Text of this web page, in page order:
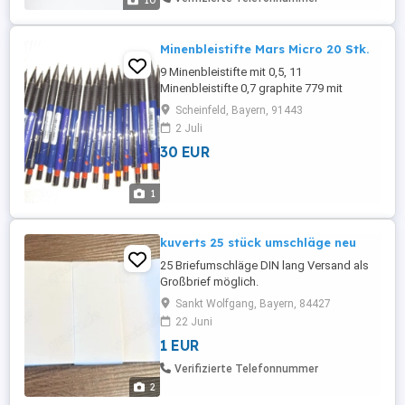
1
Minenbleistifte Mars Micro 20 Stk.
9 Minenbleistifte mit 0,5, 11
Minenbleistifte 0,7 graphite 779 mit
Metallspitze und Kappe, wo runter sich
der Radiergummi befindet. Alle Stifte sind
mit der passenden Minen auffüllbar.
Können auch versendet werden. Porto
Scheinfeld, Bayern, 91443
2 Juli
30 EUR
2
kuverts 25 stück umschläge neu
25 Briefumschläge DIN lang Versand als
Großbrief möglich.
Sankt Wolfgang, Bayern, 84427
22 Juni
1 EUR
Verifizierte Telefonnummer